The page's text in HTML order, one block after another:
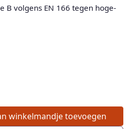
B volgens EN 166 tegen hoge-
winkelmandje toevoegen